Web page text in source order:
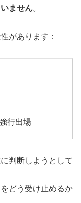
ません。
があります：
行出場
判断しようとして
をどう受け止めるか